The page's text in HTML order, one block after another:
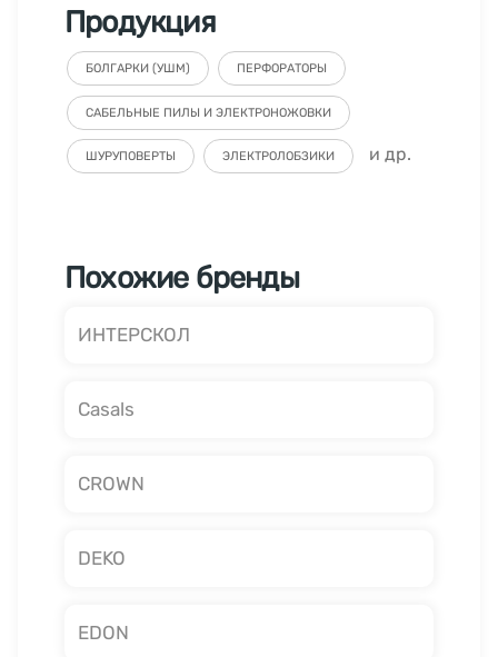
Продукция
БОЛГАРКИ (УШМ) ПЕРФОРАТОРЫ
САБЕЛЬНЫЕ ПИЛЫ И ЭЛЕКТРОНОЖОВКИ
ШУРУПОВЕРТЫ ЭЛЕКТРОЛОБЗИКИ и др.
Похожие бренды
ИНТЕРСКОЛ
Casals
CROWN
DEKO
EDON